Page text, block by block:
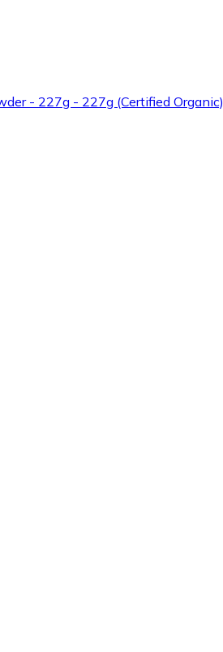
- 227g - 227g (Certified Organic)